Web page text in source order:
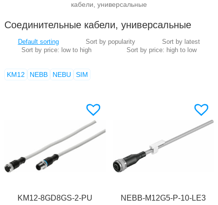
кабели, универсальные
Соединительные кабели, универсальные
KM12 NEBB NEBU SIM
KM12-8GD8GS-2-PU
NEBB-M12G5-P-10-LE3